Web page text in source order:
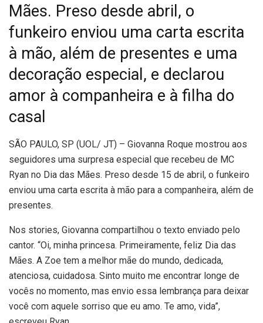
Mães. Preso desde abril, o
funkeiro enviou uma carta escrita
à mão, além de presentes e uma
decoração especial, e declarou
amor à companheira e à filha do
casal
SÃO PAULO, SP (UOL/ JT) – Giovanna Roque mostrou aos
seguidores uma surpresa especial que recebeu de MC
Ryan no Dia das Mães. Preso desde 15 de abril, o funkeiro
enviou uma carta escrita à mão para a companheira, além de
presentes.
Nos stories, Giovanna compartilhou o texto enviado pelo
cantor. “Oi, minha princesa. Primeiramente, feliz Dia das
Mães. A Zoe tem a melhor mãe do mundo, dedicada,
atenciosa, cuidadosa. Sinto muito me encontrar longe de
vocês no momento, mas envio essa lembrança para deixar
você com aquele sorriso que eu amo. Te amo, vida”,